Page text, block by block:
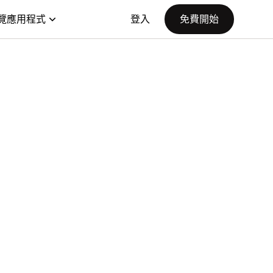
應用程式 登入 免費開始